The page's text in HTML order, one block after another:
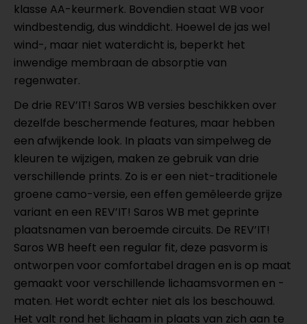
klasse AA-keurmerk. Bovendien staat WB voor
windbestendig, dus winddicht. Hoewel de jas wel
wind-, maar niet waterdicht is, beperkt het
inwendige membraan de absorptie van
regenwater.
De drie REV’IT! Saros WB versies beschikken over
dezelfde beschermende features, maar hebben
een afwijkende look. In plaats van simpelweg de
kleuren te wijzigen, maken ze gebruik van drie
verschillende prints. Zo is er een niet-traditionele
groene camo-versie, een effen gemêleerde grijze
variant en een REV’IT! Saros WB met geprinte
plaatsnamen van beroemde circuits. De REV’IT!
Saros WB heeft een regular fit, deze pasvorm is
ontworpen voor comfortabel dragen en is op maat
gemaakt voor verschillende lichaamsvormen en -
maten. Het wordt echter niet als los beschouwd.
Het valt rond het lichaam in plaats van zich aan te